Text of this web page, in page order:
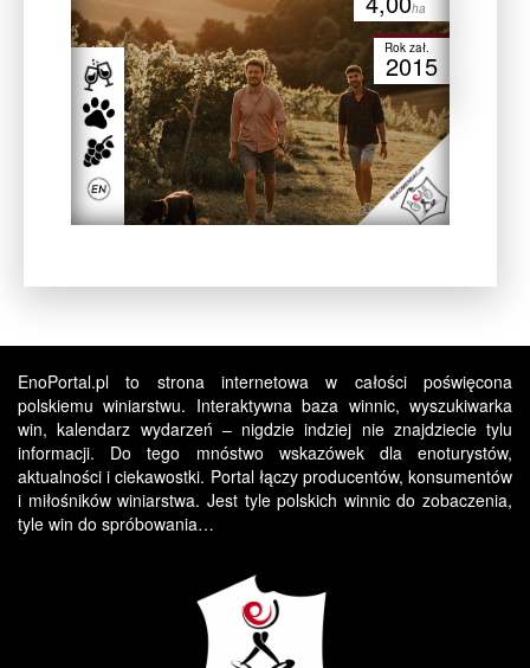
ha
Rok zał.
2015
EnoPortal.pl to strona internetowa w całości poświęcona
polskiemu winiarstwu. Interaktywna baza winnic, wyszukiwarka
win, kalendarz wydarzeń – nigdzie indziej nie znajdziecie tylu
informacji. Do tego mnóstwo wskazówek dla enoturystów,
aktualności i ciekawostki. Portal łączy producentów, konsumentów
i miłośników winiarstwa. Jest tyle polskich winnic do zobaczenia,
tyle win do spróbowania…